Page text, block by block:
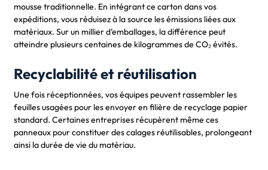
mousse traditionnelle. En intégrant ce carton dans vos
expéditions, vous réduisez à la source les émissions liées aux
matériaux. Sur un millier d’emballages, la différence peut
atteindre plusieurs centaines de kilogrammes de CO₂ évités.
Recyclabilité et réutilisation
Une fois réceptionnées, vos équipes peuvent rassembler les
feuilles usagées pour les envoyer en filière de recyclage papier
standard. Certaines entreprises récupèrent même ces
panneaux pour constituer des calages réutilisables, prolongeant
ainsi la durée de vie du matériau.